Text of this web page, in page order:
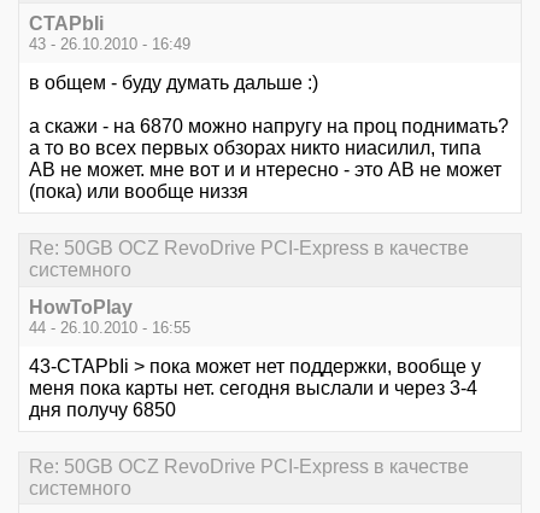
CTAPbIi
43 - 26.10.2010 - 16:49
в общем - буду думать дальше :)
а скажи - на 6870 можно напругу на проц поднимать?
а то во всех первых обзорах никто ниасилил, типа
АВ не может. мне вот и и нтересно - это АВ не может
(пока) или вообще низзя
Re: 50GB OCZ RevoDrive PCI-Express в качестве
системного
HowToPlay
44 - 26.10.2010 - 16:55
43-CTAPbIi > пока может нет поддержки, вообще у
меня пока карты нет. сегодня выслали и через 3-4
дня получу 6850
Re: 50GB OCZ RevoDrive PCI-Express в качестве
системного